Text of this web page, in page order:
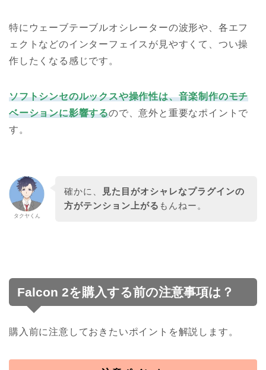
特にウェーブテーブルオシレーターの波形や、各エフ
ェクトなどのインターフェイスが見やすくて、つい操
作したくなる感じです。
ソフトシンセのルックスや操作性は、音楽制作のモチ
ベーションに影響するので、意外と重要なポイントで
す。
タクヤくん
確かに、
見た目がオシャレなプラグインの
方がテンション上がる もんねー。
Falcon 2を購入する前の注意事項は？
購入前に注意しておきたいポイントを解説します。